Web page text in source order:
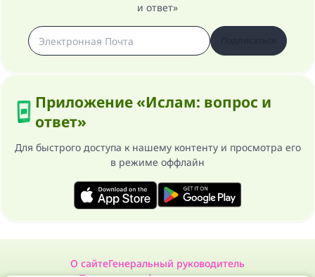
и ответ»
Приложение «Ислам: вопрос и
ответ»
Для быстрого доступа к нашему контенту и просмотра его
в режиме оффлайн
О сайтеГенеральный руководитель